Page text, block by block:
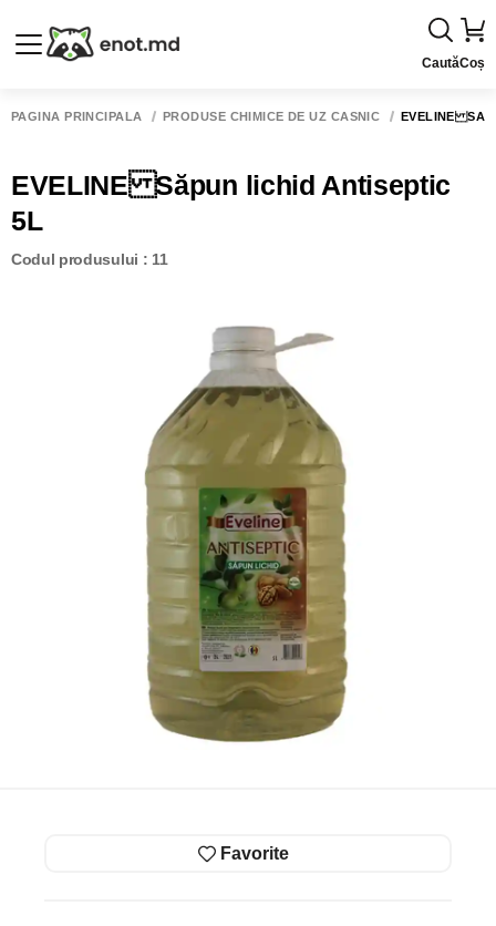
CautăCoș
PAGINA PRINCIPALĂ PRODUSE CHIMICE DE UZ CASNIC EVELINE
EVELINE Săpun lichid Antiseptic
5L
Codul produsului : 11
Favorite